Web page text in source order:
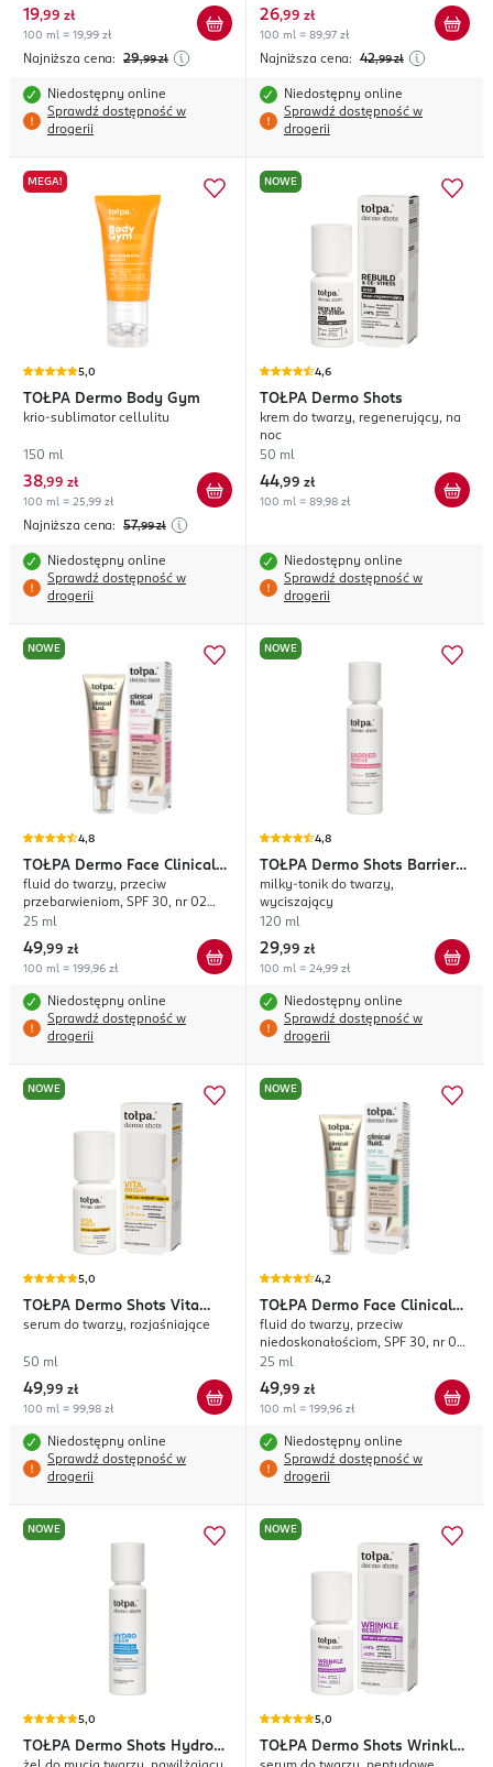
19,99 zł
100 ml = 19,99 zł
Najniższa cena: 29,99 zł
Niedostępny online
Sprawdź dostępność w
drogerii
26,99 zł
100 ml = 89,97 zł
Najniższa cena: 42,99 zł
Niedostępny online
Sprawdź dostępność w
drogerii
MEGA!
5,0
TOŁPA Dermo Body Gym
krio-sublimator cellulitu
150 ml
38,99 zł
100 ml = 25,99 zł
Najniższa cena: 57,99 zł
Niedostępny online
Sprawdź dostępność w
drogerii
NOWE
4,6
TOŁPA Dermo Shots
krem do twarzy, regenerujący, na
noc
50 ml
44,99 zł
100 ml = 89,98 zł
Niedostępny online
Sprawdź dostępność w
drogerii
NOWE
4,8
TOŁPA Dermo Face Clinical
Fluid.
fluid do twarzy, przeciw
przebarwieniom, SPF 30, nr 02
Natural
25 ml
49,99 zł
100 ml = 199,96 zł
Niedostępny online
Sprawdź dostępność w
drogerii
NOWE
4,8
TOŁPA Dermo Shots Barrier
Rescue
milky-tonik do twarzy,
wyciszający
120 ml
29,99 zł
100 ml = 24,99 zł
Niedostępny online
Sprawdź dostępność w
drogerii
NOWE
5,0
TOŁPA Dermo Shots Vita
Bright
serum do twarzy, rozjaśniające
50 ml
49,99 zł
100 ml = 99,98 zł
Niedostępny online
Sprawdź dostępność w
drogerii
NOWE
4,2
TOŁPA Dermo Face Clinical
Fluid.
fluid do twarzy, przeciw
niedoskonałościom, SPF 30, nr 02
Natural
25 ml
49,99 zł
100 ml = 199,96 zł
Niedostępny online
Sprawdź dostępność w
drogerii
NOWE
5,0
TOŁPA Dermo Shots Hydro
NOWE
5,0
TOŁPA Dermo Shots Wrinkle